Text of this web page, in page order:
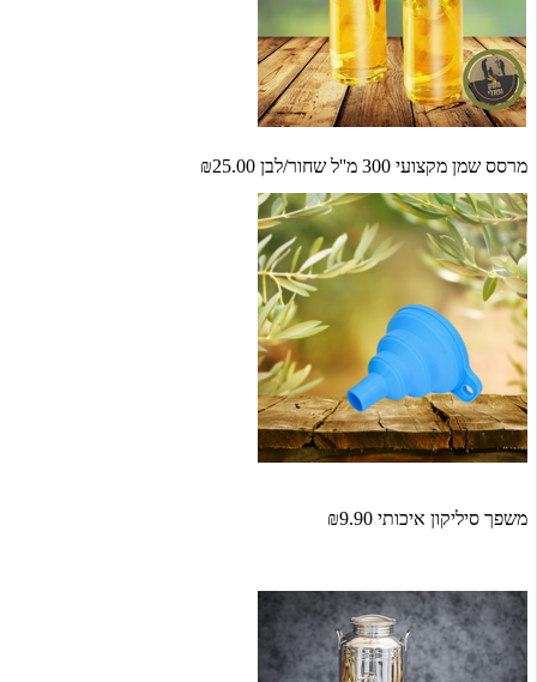
מרסס שמן מקצועי 300 מ''ל שחור/לבן ₪25.00
משפך סיליקון איכותי ₪9.90